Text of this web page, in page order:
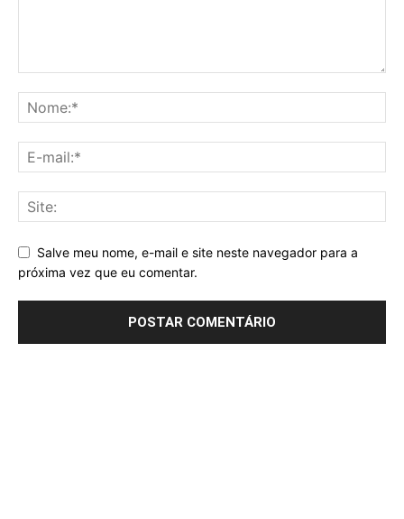
Salve meu nome, e-mail e site neste navegador para a
próxima vez que eu comentar.